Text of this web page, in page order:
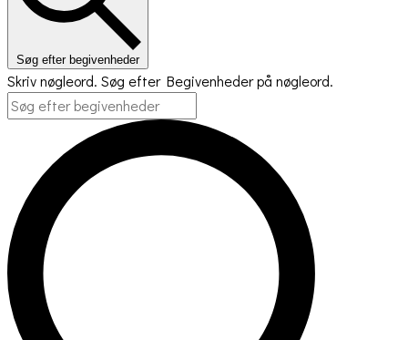
Søg efter begivenheder
Skriv nøgleord. Søg efter Begivenheder på nøgleord.